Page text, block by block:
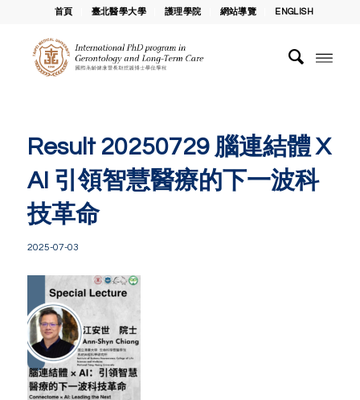
首頁 臺北醫學大學 護理學院 網站導覽 ENGLISH
Result 20250729 腦連結體 X
AI 引領智慧醫療的下一波科
技革命
2025-07-03